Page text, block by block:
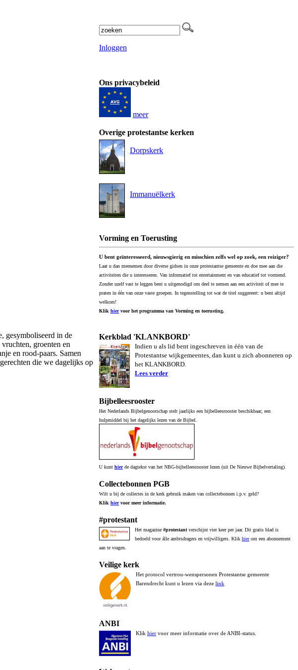
gesymboliseerd in de
groenten en
en rood-paars. Samen
die we dagelijks op
Inloggen
Ons privacybeleid
meer
Overige protestantse kerken
Dorpskerk
Immanuëlkerk
Vorming en Toerusting
U bent geïnteresseerd, nieuwsgierig en misschien zelfs wel op zoek, een reiziger?
Laat u dan meenemen door diverse gidsen in onze protestantse gemeente en doe mee aan die
activiteiten die u interesseren. Van informatief tot entertainment en van educatief tot vormend.
Zonder uzelf vast te leggen bent u uitgenodigd om deel te nemen aan een activiteit of mee te
praten in één van onze vaste groepen. In tegenstelling tot wat de titel suggereert: u bent altijd
welkom!
Klik hiervoor het programma van Vorming en toerusting.
Kerkblad 'KLANKBORD'
Indien u als lid bent ingeschreven in één van de
Protestantse wijkgemeentes, dan kunt u zich abonneren op
het KLANKBORD.
Lees verder
Bijbelleesrooster
Het Nederlands Bijbelgenootschap stelt jaarlijks een bijbelleesrooster beschikbaar; een
hulpmiddel bij het dagelijks lezen van de Bijbel.
U kunt hierde dagtekst van het NBG-bijbelleesrooster lezen (uit De Nieuwe Bijbelvertaling).
Collectebonnen PGB
Wilt u bij de collectes in de kerk gebruik maken van collectebonnen i.p.v. geld?
Klik hiervoor meer informatie.
#protestant
Het magazine #protestant verschijnt vier keer per jaar. Dit gratis blad is
bedoeld voor álle ambtsdragers en vrijwilligers. Klik hierom een abonnement
aan te vragen.
Veilige kerk
Het protocol vertrou-wenspersonen Protestantse gemeente
Barendrecht kunt u lezen via deze link
ANBI
Klik hier voor meer informatie over de ANBI-status.